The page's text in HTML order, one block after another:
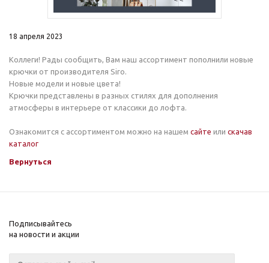
18 апреля 2023
Коллеги! Рады сообщить, Вам наш ассортимент пополнили новые
крючки от производителя Siro.
Новые модели и новые цвета!
Крючки представлены в разных стилях для дополнения
атмосферы в интерьере от классики до лофта.
Ознакомится с ассортиментом можно на нашем сайте или скачав
каталог
Вернуться
Подписывайтесь
на новости и акции